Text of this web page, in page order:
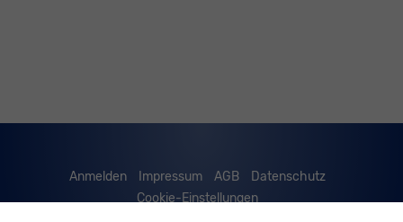
Anmelden Impressum AGB
Datenschutz
Cookie-Einstellungen